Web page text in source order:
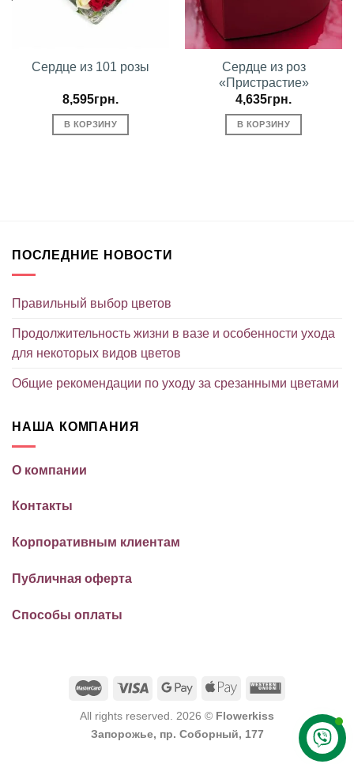
Сердце из 101 розы
8,595грн.
В КОРЗИНУ
Сердце из роз
«Пристрастие»
4,635грн.
В КОРЗИНУ
ПОСЛЕДНИЕ НОВОСТИ
Правильный выбор цветов
Продолжительность жизни в вазе и особенности ухода
для некоторых видов цветов
Общие рекомендации по уходу за срезанными цветами
НАША КОМПАНИЯ
О компании
Контакты
Корпоративным клиентам
Публичная оферта
Способы оплаты
All rights reserved. 2026 © Flowerkiss
Запорожье, пр. Соборный, 177